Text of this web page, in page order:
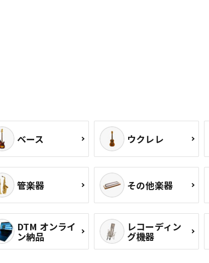
ベース ウクレレ
管楽器 その他楽器
DTM オンライ
ン納品
レコーディン
グ機器